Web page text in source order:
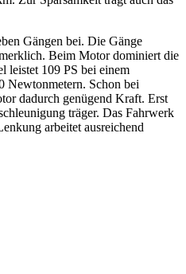
Gängen bei. Die Gänge
Beim Motor dominiert die
leistet 109 PS bei einem
Newtonmetern. Schon bei
dadurch genügend Kraft. Erst
träger. Das Fahrwerk
arbeitet ausreichend